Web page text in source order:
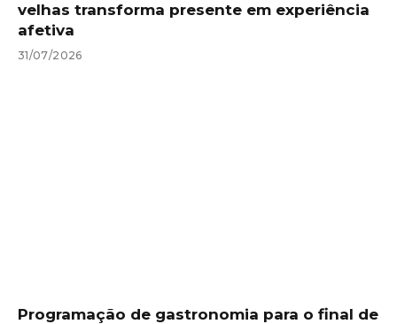
velhas transforma presente em experiência
afetiva
31/07/2026
Programação de gastronomia para o final de